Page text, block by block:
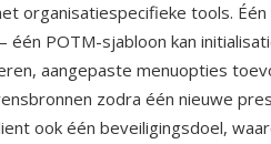
organisatiespecifieke tools.
POTM-sjabloon kan
aangepaste menuopties
zodra één nieuwe
ook één beveiligingsdoel,